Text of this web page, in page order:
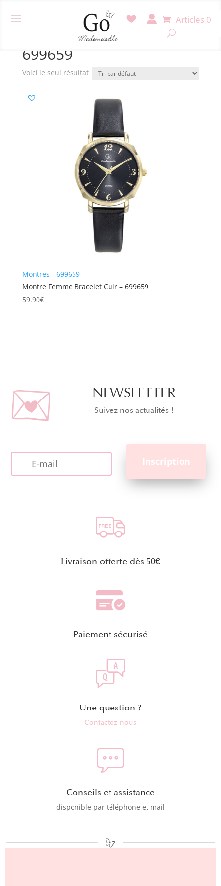
Articles 0
/ Produit Référence / 699659
699659
Voici le seul résultat
Montres - 699659
Montre Femme Bracelet Cuir – 699659
59.90€
NEWSLETTER
Suivez nos actualités !
Livraison offerte dès 50€
Paiement sécurisé
Une question ?
Contactez-nous
Conseils et assistance
disponible par téléphone et mail